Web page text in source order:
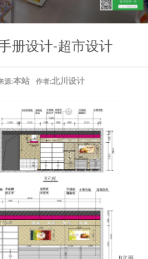
册设计-超市设计
源:本站 作者:北川设计